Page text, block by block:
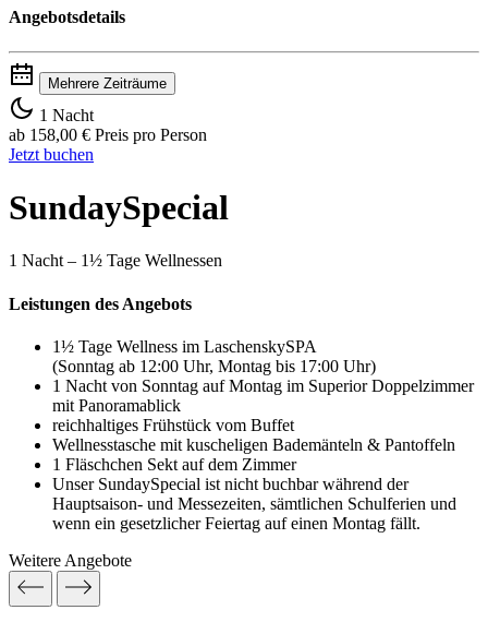
Angebotsdetails
Mehrere Zeiträume
1 Nacht
ab 158,00 € Preis pro Person
Jetzt buchen
SundaySpecial
1 Nacht – 1½ Tage Wellnessen
Leistungen des Angebots
1½ Tage Wellness im LaschenskySPA
(Sonntag ab 12:00 Uhr, Montag bis 17:00 Uhr)
1 Nacht von Sonntag auf Montag im Superior Doppelzimmer
mit Panoramablick
reichhaltiges Frühstück vom Buffet
Wellnesstasche mit kuscheligen Bademänteln & Pantoffeln
1 Fläschchen Sekt auf dem Zimmer
Unser SundaySpecial ist nicht buchbar während der
Hauptsaison- und Messezeiten, sämtlichen Schulferien und
wenn ein gesetzlicher Feiertag auf einen Montag fällt.
Weitere Angebote